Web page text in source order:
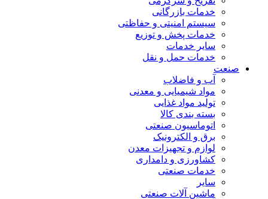
خدمات بازرگانی
سیستم امنیتی و حفاظتی
خدمات پخش و توزیع
سایر خدمات
خدمات حمل و نقل
صنعت
آب و فاضلاب
مواد شیمیایی و معدنی
تولید مواد غذایی
بسته بندی کالا
اتوماسیون صنعتی
برق و الکترونیک
لوازم و تجهیزات معدن
کشاورزی و دامداری
خدمات صنعتی
سایر
ماشین آلات صنعتی